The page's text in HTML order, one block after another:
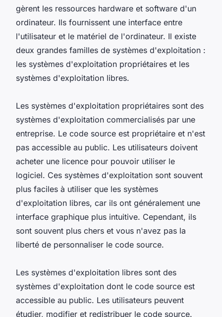
gèrent les ressources hardware et software d'un
ordinateur. Ils fournissent une interface entre
l'utilisateur et le matériel de l'ordinateur. Il existe
deux grandes familles de systèmes d'exploitation :
les systèmes d'exploitation propriétaires et les
systèmes d'exploitation libres.
Les systèmes d'exploitation propriétaires sont des
systèmes d'exploitation commercialisés par une
entreprise. Le code source est propriétaire et n'est
pas accessible au public. Les utilisateurs doivent
acheter une licence pour pouvoir utiliser le
logiciel. Ces systèmes d'exploitation sont souvent
plus faciles à utiliser que les systèmes
d'exploitation libres, car ils ont généralement une
interface graphique plus intuitive. Cependant, ils
sont souvent plus chers et vous n'avez pas la
liberté de personnaliser le code source.
Les systèmes d'exploitation libres sont des
systèmes d'exploitation dont le code source est
accessible au public. Les utilisateurs peuvent
étudier, modifier et redistribuer le code source.